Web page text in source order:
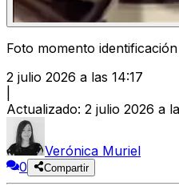
Foto momento
2 julio 2026 a las 14:17
Actualizado: 2 julio 2026 a
Verónica Muriel
0
Compartir